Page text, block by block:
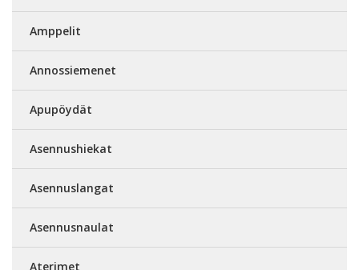
Amppelit
Annossiemenet
Apupöydät
Asennushiekat
Asennuslangat
Asennusnaulat
Aterimet